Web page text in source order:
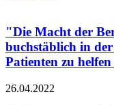
"Die Macht der
buchstäblich in
Patienten zu
26.04.2022